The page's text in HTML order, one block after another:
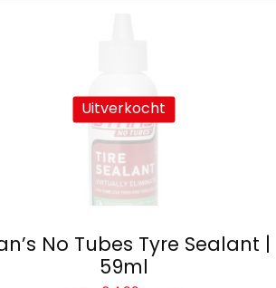
Uitverkocht
No Tubes Tyre Sealant |
59ml